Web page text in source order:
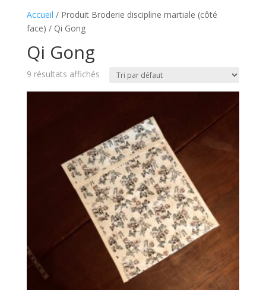
Accueil / Produit Broderie discipline martiale (côté
face) / Qi Gong
Qi Gong
9 résultats affichés